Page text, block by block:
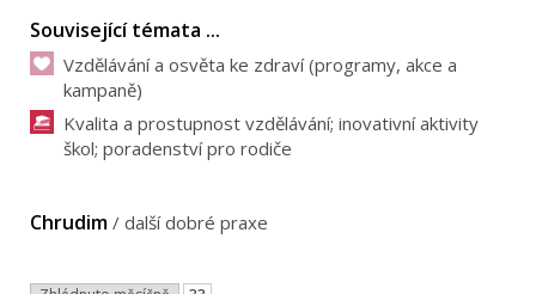
Související témata ...
Vzdělávání a osvěta ke zdraví (programy, akce a
kampaně)
Kvalita a prostupnost vzdělávání; inovativní aktivity
škol; poradenství pro rodiče
Chrudim / další dobré praxe